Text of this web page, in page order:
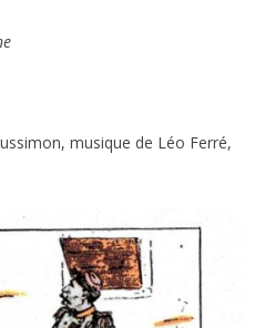
musique de Léo Ferré,